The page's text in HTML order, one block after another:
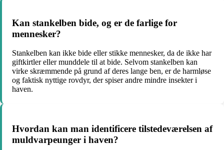
Kan stankelben bide, og er de farlige for
mennesker?
Stankelben kan ikke bide eller stikke mennesker, da de ikke har
giftkirtler eller munddele til at bide. Selvom stankelben kan
virke skræmmende på grund af deres lange ben, er de harmløse
og faktisk nyttige rovdyr, der spiser andre mindre insekter i
haven.
Hvordan kan man identificere tilstedeværelsen af
muldvarpeunger i haven?